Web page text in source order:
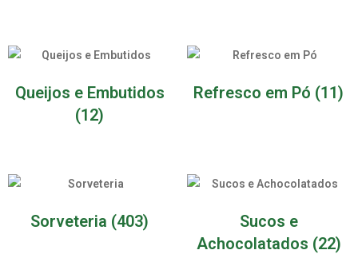
Queijos e Embutidos
(12)
Refresco em Pó (11)
Sorveteria (403)
Sucos e
Achocolatados (22)